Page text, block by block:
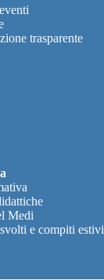
trasparente
Medi
e compiti estivi